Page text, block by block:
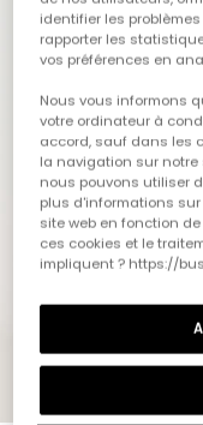
identifier les
rapporter les
vos préférences en
Nous vous informons
votre ordinateur à
accord, sauf dans les
la navigation sur notre
nous pouvons utiliser
plus d'informations
site web en fonction
ces cookies et le
impliquent ? https://